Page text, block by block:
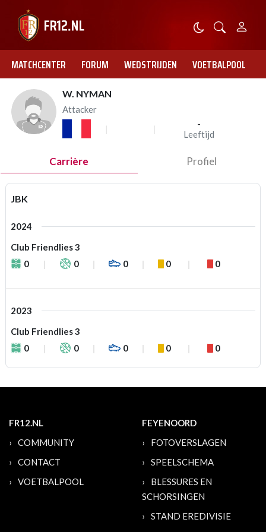
MATCHCENTER FORUM WEDSTRIJDEN VOETBALPOOL
W. NYMAN
Attacker
-
Leeftijd
Carrière Profiel
JBK
2024
Club Friendlies 3
0
0 0 0 0
2023
Club Friendlies 3
0
0 0 0 0
FR12.NL
COMMUNITY
CONTACT
VOETBALPOOL
FEYENOORD
FOTOVERSLAGEN
SPEELSCHEMA
BLESSURES EN
SCHORSINGEN
STAND EREDIVISIE